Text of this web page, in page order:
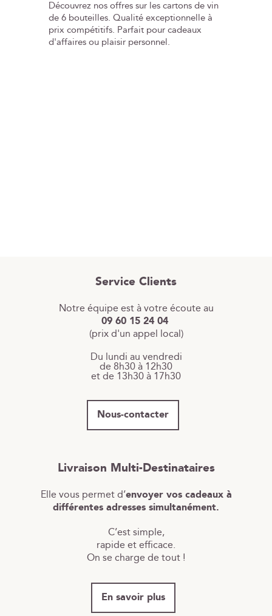
Découvrez nos offres sur les cartons de vin
de 6 bouteilles. Qualité exceptionnelle à
prix compétitifs. Parfait pour cadeaux
d'affaires ou plaisir personnel.
Service Clients
Notre équipe est à votre écoute au
09 60 15 24 04
(prix d'un appel local)
Du lundi au vendredi
de 8h30 à 12h30
et de 13h30 à 17h30
Nous-contacter
Livraison Multi-Destinataires
Elle vous permet d’envoyer vos cadeaux à
différentes adresses simultanément.
C’est simple,
rapide et efficace.
On se charge de tout !
En savoir plus